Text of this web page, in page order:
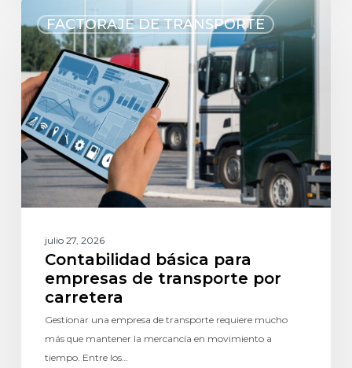
FACTORAJE DE TRANSPORTE
julio 27, 2026
Contabilidad básica para
empresas de transporte por
carretera
Gestionar una empresa de transporte requiere mucho
más que mantener la mercancía en movimiento a
tiempo. Entre los…